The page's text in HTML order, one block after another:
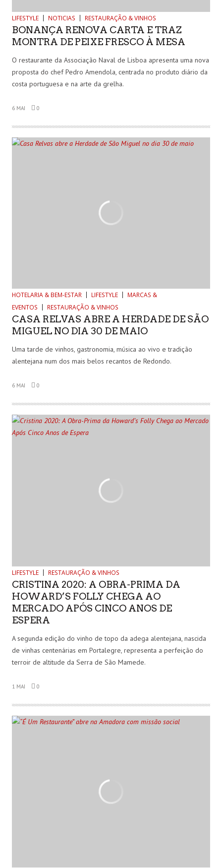
LIFESTYLE NOTICIAS RESTAURAÇÃO & VINHOS
BONANÇA RENOVA CARTA E TRAZ
MONTRA DE PEIXE FRESCO À MESA
O restaurante da Associação Naval de Lisboa apresenta uma nova
proposta do chef Pedro Amendola, centrada no produto diário da
costa portuguesa e na arte da grelha.
6 MAI 0
HOTELARIA & BEM-ESTAR LIFESTYLE
MARCAS &
EVENTOS
RESTAURAÇÃO & VINHOS
CASA RELVAS ABRE A HERDADE DE SÃO
MIGUEL NO DIA 30 DE MAIO
Uma tarde de vinhos, gastronomia, música ao vivo e tradição
alentejana num dos mais belos recantos de Redondo.
6 MAI 0
LIFESTYLE RESTAURAÇÃO & VINHOS
CRISTINA 2020: A OBRA-PRIMA DA
HOWARD’S FOLLY CHEGA AO
MERCADO APÓS CINCO ANOS DE
ESPERA
A segunda edição do vinho de topo da adega alentejana, nascida
de vinhas centenárias em Portalegre, representa a perfeição do
terroir de altitude da Serra de São Mamede.
1 MAI 0